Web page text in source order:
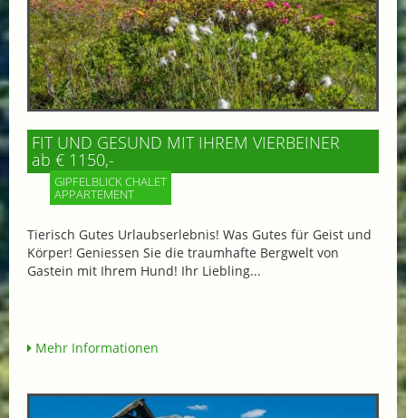
FIT UND GESUND MIT IHREM VIERBEINER
ab € 1150,-
GIPFELBLICK CHALET
APPARTEMENT
Tierisch Gutes Urlaubserlebnis! Was Gutes für Geist und
Körper! Geniessen Sie die traumhafte Bergwelt von
Gastein mit Ihrem Hund! Ihr Liebling...
Mehr Informationen